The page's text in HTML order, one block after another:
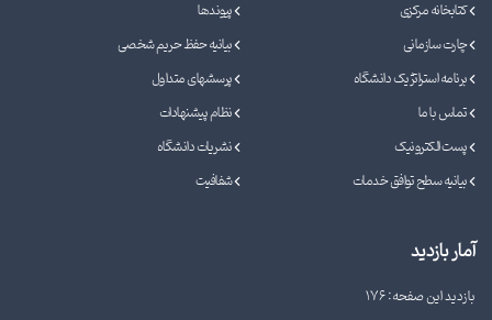
کتابخانه مرکزی
پیوندها
چارت سازمانی
بیانیه حفظ حریم شخصی
برنامه استراتژیک دانشگاه
پرسشهای متداول
تماس با ما
نظام پیشنهادات
پست الکترونیک
نشریات دانشگاه
بیانیه سطح توافق خدمات
شفافیت
آمار بازدید
بازدید این صفحه: 176